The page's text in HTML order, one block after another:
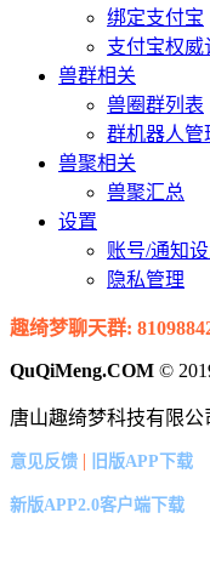
绑定支付宝
支付宝权威
兽群相关
兽圈群列表
群机器人管
兽聚相关
兽聚汇总
设置
账号/通知
隐私管理
趣绮梦聊天群:
QuQiMeng.COM ©
唐山趣绮梦科技有限公
意见反馈 | 旧版APP下载
新版APP2.0客户端下载